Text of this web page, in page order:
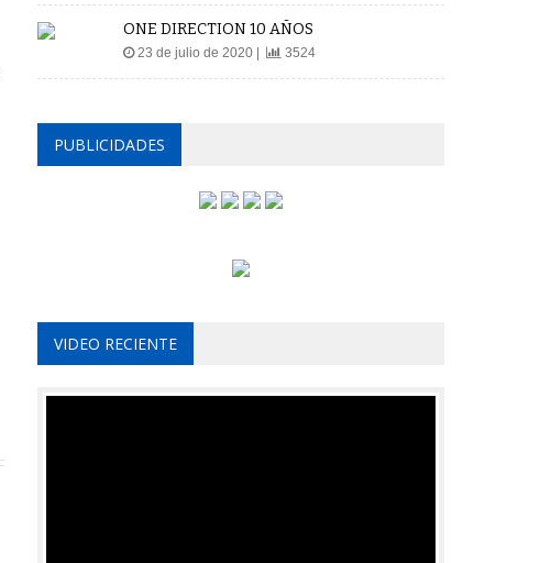
ONE DIRECTION 10 AÑOS
23 de julio de 2020 | 3524
PUBLICIDADES
VIDEO RECIENTE